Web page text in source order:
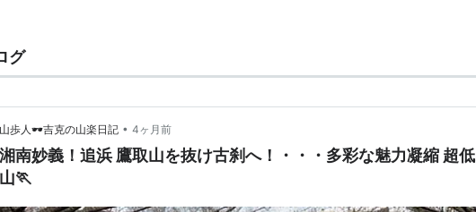
グ
山歩人🕶吉克の山楽日記 • 4ヶ月前
湘南妙義！追浜 鷹取山を抜け古刹へ！・・・多彩な魅力凝縮 超低
山🏃